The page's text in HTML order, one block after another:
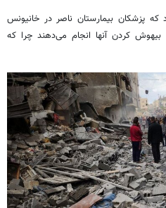
که پزشکان بیمارستان ناصر در خانیونس
کردن آنها انجام می‌دهند چرا که